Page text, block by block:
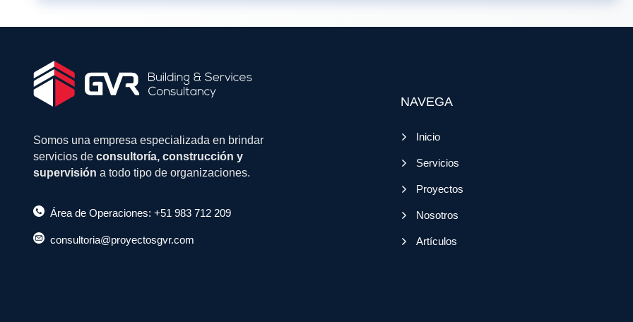
Somos una empresa especializada en brindar
servicios de consultoría, construcción y
supervisión a todo tipo de organizaciones.
Área de Operaciones: +51 983 712 209
consultoria@proyectosgvr.com
NAVEGA
Inicio
Servicios
Proyectos
Nosotros
Artículos